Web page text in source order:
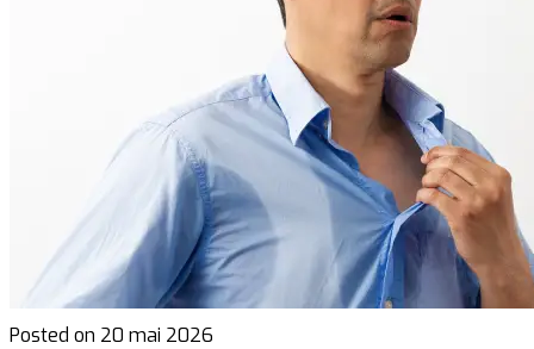
Posted on 20 mai 2026